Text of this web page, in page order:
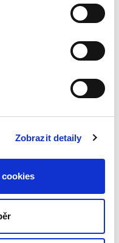
Zobrazit detaily
zvířetem
srozumitelná
a jeho